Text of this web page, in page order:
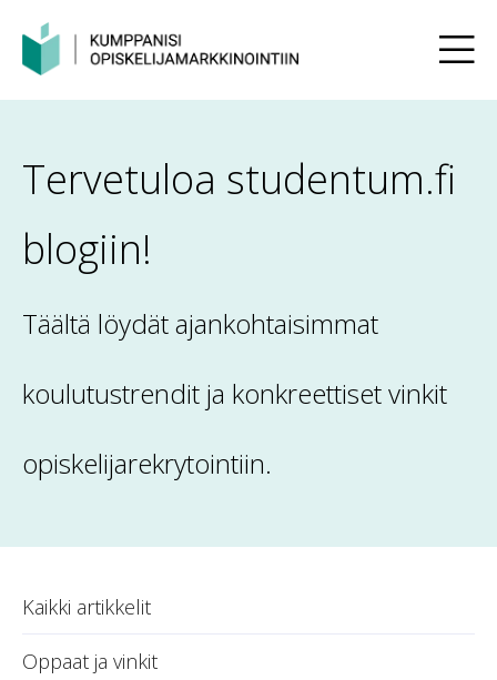
Tervetuloa studentum.fi
blogiin!
Täältä löydät ajankohtaisimmat
koulutustrendit ja konkreettiset vinkit
opiskelijarekrytointiin.
Kaikki artikkelit
Oppaat ja vinkit